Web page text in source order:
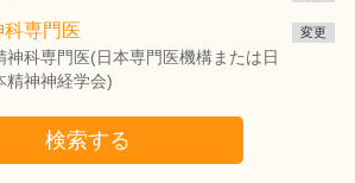
科専門医
神科専門医(日本専門医機構または日
精神神経学会)
変更
検索する